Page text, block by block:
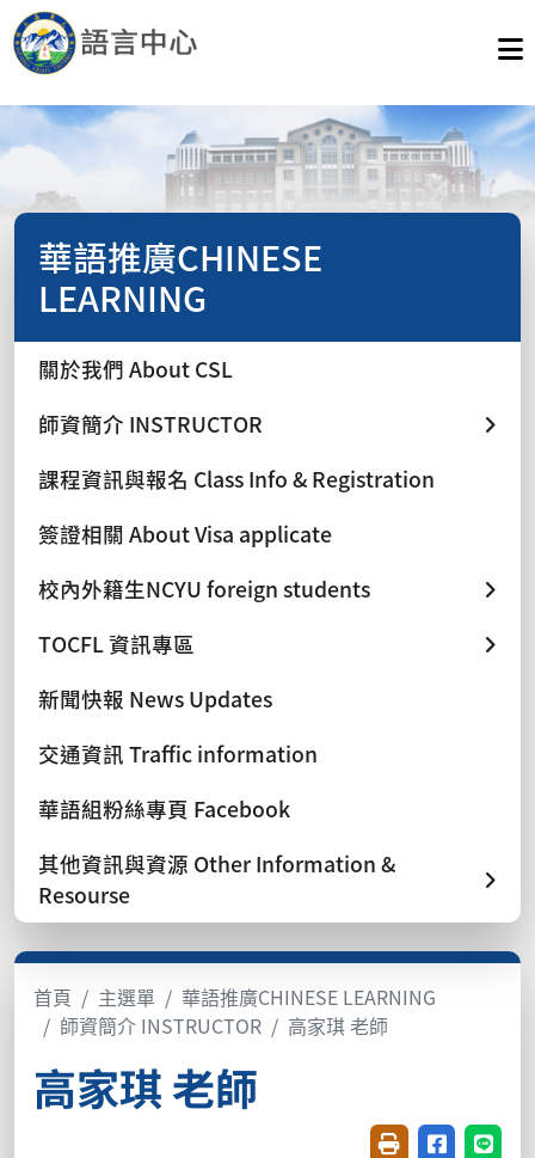
華語推廣CHINESE
LEARNING
關於我們 About CSL
師資簡介 INSTRUCTOR
課程資訊與報名 Class Info & Registration
簽證相關 About Visa applicate
校內外籍生NCYU foreign students
TOCFL 資訊專區
新聞快報 News Updates
交通資訊 Traffic information
華語組粉絲專頁 Facebook
其他資訊與資源 Other Information &
Resourse
首頁 主選單
華語推廣CHINESE LEARNING
師資簡介 INSTRUCTOR
高家琪 老師
高家琪 老師
友善列印(開新視
分享至臉書
分享